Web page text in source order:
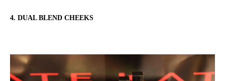
4. DUAL BLEND CHEEKS